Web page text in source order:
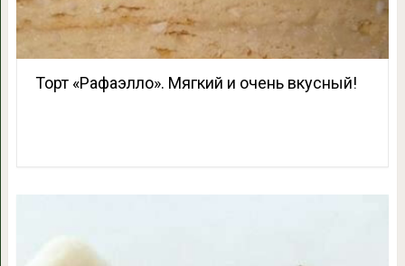
Торт «Рафаэлло». Мягкий и очень вкусный!